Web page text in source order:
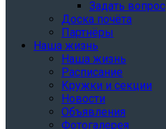
Задать вопрос
Доска почёта
Партнёры
Наша жизнь
Наша жизнь
Расписание
Кружки и секции
Новости
Объявления
Фотогалерея